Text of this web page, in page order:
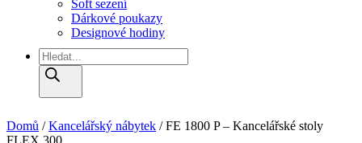
Soft sezení
Dárkové poukazy
Designové hodiny
Products
search
Domů /Kancelářský nábytek / FE 1800 P – Kancelářské stoly